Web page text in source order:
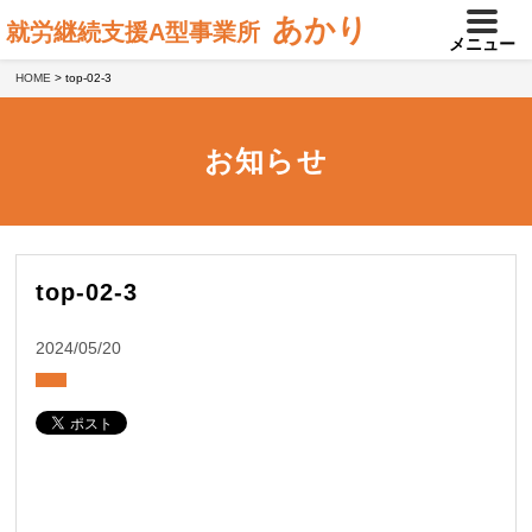
就労継続支援A型事業所 あかり メニュー
HOME > top-02-3
お知らせ
top-02-3
2024/05/20